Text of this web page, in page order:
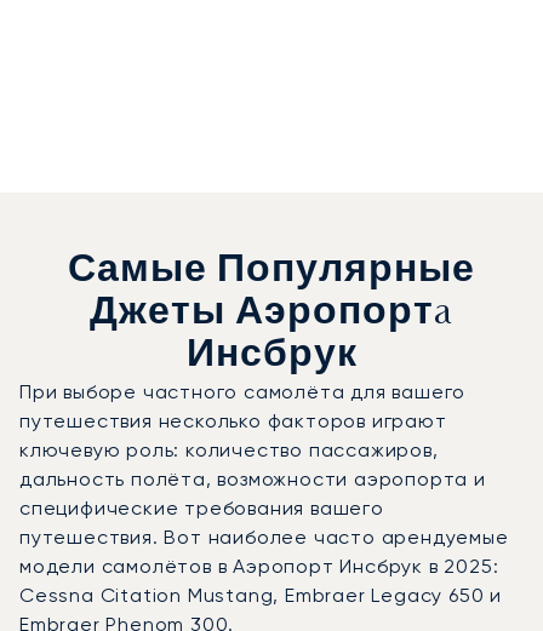
Самые Популярные
Джеты Аэропортa
Инсбрук
При выборе частного самолёта для вашего
путешествия несколько факторов играют
ключевую роль: количество пассажиров,
дальность полёта, возможности аэропорта и
специфические требования вашего
путешествия. Вот наиболее часто арендуемые
модели самолётов в Аэропорт Инсбрук в 2025:
Cessna Citation Mustang, Embraer Legacy 650 и
Embraer Phenom 300.